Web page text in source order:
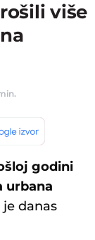
više
godini
urbana
je danas